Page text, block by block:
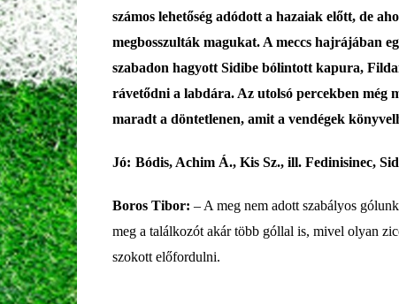
számos lehetőség adódott a hazaiak előtt, de
megbosszulták magukat. A meccs hajrájában
szabadon hagyott Sidibe bólintott kapura,
rávetődni a labdára. Az utolsó percekben még
maradt a döntetlenen, amit a vendégek
Jó: Bódis, Achim Á., Kis Sz., ill. Fedinisinec,
Boros Tibor: – A meg nem adott szabályos
meg a találkozót akár több góllal is, mivel olyan
szokott előfordulni.